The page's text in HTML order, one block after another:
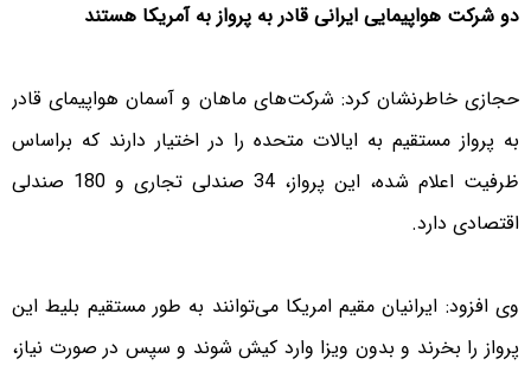
دو شرکت هواپیمایی ایرانی قادر به پرواز به آمریکا هستند
حجازی خاطرنشان کرد: شرکت‌های ماهان و آسمان هواپیمای قادر
به پرواز مستقیم به ایالات متحده را در اختیار دارند که براساس
ظرفیت اعلام شده، این پرواز، 34 صندلی تجاری و 180 صندلی
اقتصادی دارد.
وی افزود: ایرانیان مقیم امریکا می‌توانند به طور مستقیم بلیط این
پرواز را بخرند و بدون ویزا وارد کیش شوند و سپس در صورت نیاز،